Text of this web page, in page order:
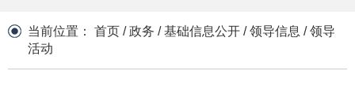
当前位置： 首页 /政务 /基础信息公开 /领导信息 /领导
活动